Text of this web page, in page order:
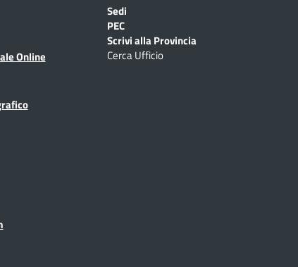
Online
Sedi
PEC
Scrivi alla Provincia
Cerca Ufficio